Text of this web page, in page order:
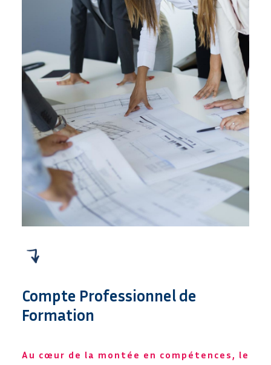
Compte Professionnel de
Formation
Au cœur de la montée en compétences, le